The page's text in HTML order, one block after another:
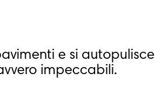
e si autopulisce
impeccabili.